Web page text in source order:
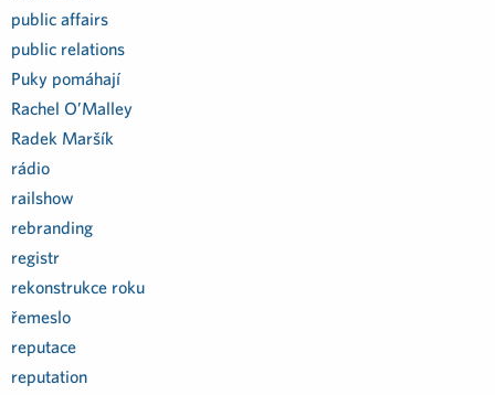
public affairs
public relations
Puky pomáhají
Rachel O’Malley
Radek Maršík
rádio
railshow
rebranding
registr
rekonstrukce roku
řemeslo
reputace
reputation